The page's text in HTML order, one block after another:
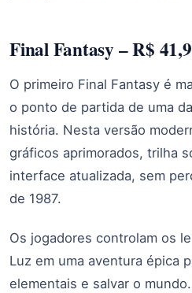
Final Fantasy – R$
O primeiro Final Fantasy é
o ponto de partida de uma
história. Nesta versão
gráficos aprimorados, trilha
interface atualizada, sem
de 1987.
Os jogadores controlam os
Luz em uma aventura épica
elementais e salvar o